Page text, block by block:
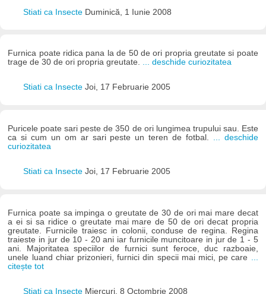
Stiati ca Insecte Duminică, 1 Iunie 2008
Furnica poate ridica pana la de 50 de ori propria greutate si poate
trage de 30 de ori propria greutate. ... deschide curiozitatea
Stiati ca Insecte Joi, 17 Februarie 2005
Puricele poate sari peste de 350 de ori lungimea trupului sau. Este
ca si cum un om ar sari peste un teren de fotbal.
... deschide
curiozitatea
Stiati ca Insecte Joi, 17 Februarie 2005
Furnica poate sa impinga o greutate de 30 de ori mai mare decat
a ei si sa ridice o greutate mai mare de 50 de ori decat propria
greutate. Furnicile traiesc in colonii, conduse de regina. Regina
traieste in jur de 10 - 20 ani iar furnicile muncitoare in jur de 1 - 5
ani. Majoritatea speciilor de furnici sunt feroce, duc razboaie,
unele luand chiar prizonieri, furnici din specii mai mici, pe care
citește tot
Stiati ca Insecte Miercuri, 8 Octombrie 2008